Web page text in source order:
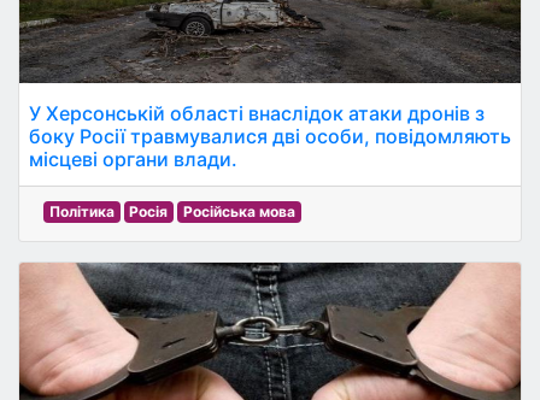
У Херсонській області внаслідок атаки дронів з
боку Росії травмувалися дві особи, повідомляють
місцеві органи влади.
Політика Росія Російська мова